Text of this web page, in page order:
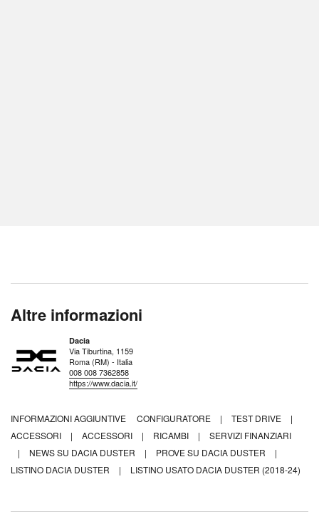
Altre informazioni
Dacia
Via Tiburtina, 1159
Roma (RM) - Italia
008 008 7362858
https://www.dacia.it/
INFORMAZIONI AGGIUNTIVE CONFIGURATORE | TEST DRIVE
|
ACCESSORI
| ACCESSORI | RICAMBI |
SERVIZI FINANZIARI
|
NEWS SU DACIA DUSTER | PROVE SU DACIA DUSTER
|
LISTINO DACIA DUSTER
| LISTINO USATO DACIA DUSTER (2018-24)